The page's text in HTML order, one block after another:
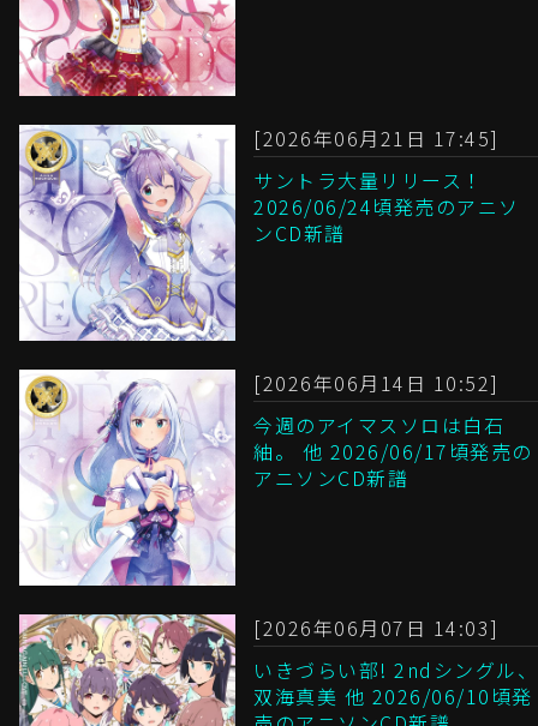
[2026年06月21日 17:45]
サントラ大量リリース！
2026/06/24頃発売のアニソ
ンCD新譜
[2026年06月14日 10:52]
今週のアイマスソロは白石
紬。 他 2026/06/17頃発売の
アニソンCD新譜
[2026年06月07日 14:03]
いきづらい部! 2ndシングル、
双海真美 他 2026/06/10頃発